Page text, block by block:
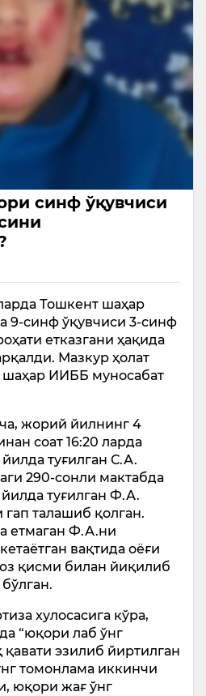
синф ўқувчиси
Тошкент шаҳар
9-синф ўқувчиси 3-синф
етказгани ҳақида
Мазкур ҳолат
ИИББ муносабат
жорий йилнинг 4
соат 16:20 ларда
йилда туғилган С.А.
290-сонли мактабда
йилда туғилган Ф.А.
гап талашиб қолган.
етмаган Ф.А.ни
вақтида оёғи
қисми билан йиқилиб
хулосасига кўра,
“юқори лаб ўнг
эзилиб йиртилган
томонлама иккинчи
юқори жағ ўнг